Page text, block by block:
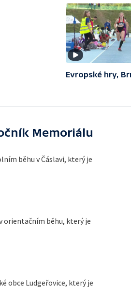
Evropské hry,
Memoriálu
běhu v Čáslavi, který je
orientačním běhu, který je
obce Ludgeřovice, který je